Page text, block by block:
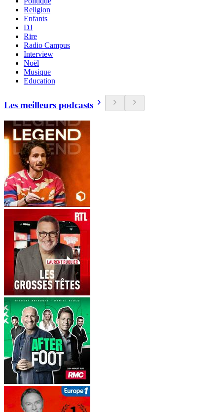
Religion
Enfants
DJ
Rire
Radio Campus
Interview
Noël
Musique
Education
Les meilleurs podcasts